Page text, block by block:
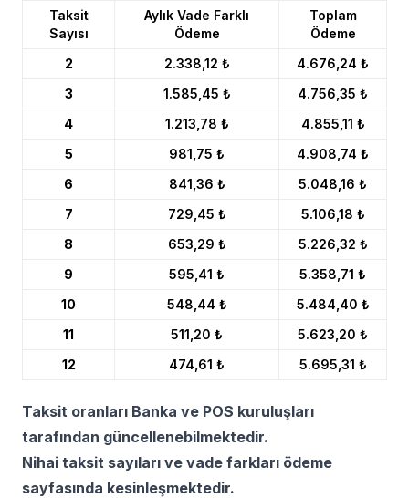
Taksit
Sayısı
Aylık Vade Farklı
Ödeme
Toplam
Ödeme
2
2.338,12 ₺
4.676,24 ₺
3
1.585,45 ₺
4.756,35 ₺
4
1.213,78 ₺
4.855,11 ₺
5
981,75 ₺
4.908,74 ₺
6
841,36 ₺
5.048,16 ₺
7
729,45 ₺
5.106,18 ₺
8
653,29 ₺
5.226,32 ₺
9
595,41 ₺
5.358,71 ₺
10
548,44 ₺
5.484,40 ₺
11
511,20 ₺
5.623,20 ₺
12
474,61 ₺ 5.695,31 ₺
Taksit oranları Banka ve POS kuruluşları
tarafından güncellenebilmektedir.
Nihai taksit sayıları ve vade farkları ödeme
sayfasında kesinleşmektedir.